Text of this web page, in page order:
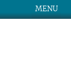
MENU